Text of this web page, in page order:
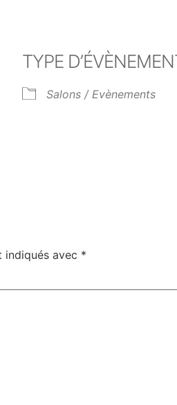
TYPE
Salons / Evènements
indiqués avec *